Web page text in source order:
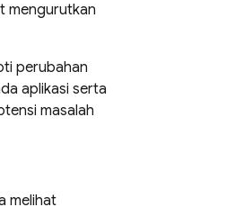
mengurutkan
perubahan
aplikasi serta
masalah
melihat